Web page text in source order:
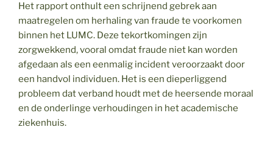
Het rapport onthult een schrijnend gebrek aan
maatregelen om herhaling van fraude te voorkomen
binnen het LUMC. Deze tekortkomingen zijn
zorgwekkend, vooral omdat fraude niet kan worden
afgedaan als een eenmalig incident veroorzaakt door
een handvol individuen. Het is een dieperliggend
probleem dat verband houdt met de heersende moraal
en de onderlinge verhoudingen in het academische
ziekenhuis.